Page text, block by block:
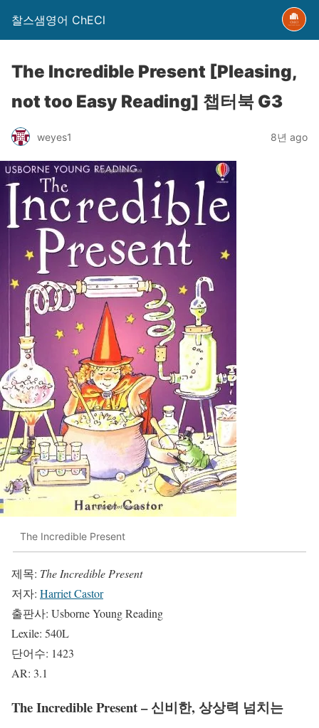
찰스샘영어 ChECl
The Incredible Present [Pleasing,
not too Easy Reading] 챕터북 G3
weyes1 8년 ago
The Incredible Present
제목: The Incredible Present
저자: Harriet Castor
출판사: Usborne Young Reading
Lexile: 540L
단어수: 1423
AR: 3.1
The Incredible Present – 신비한, 상상력 넘치는